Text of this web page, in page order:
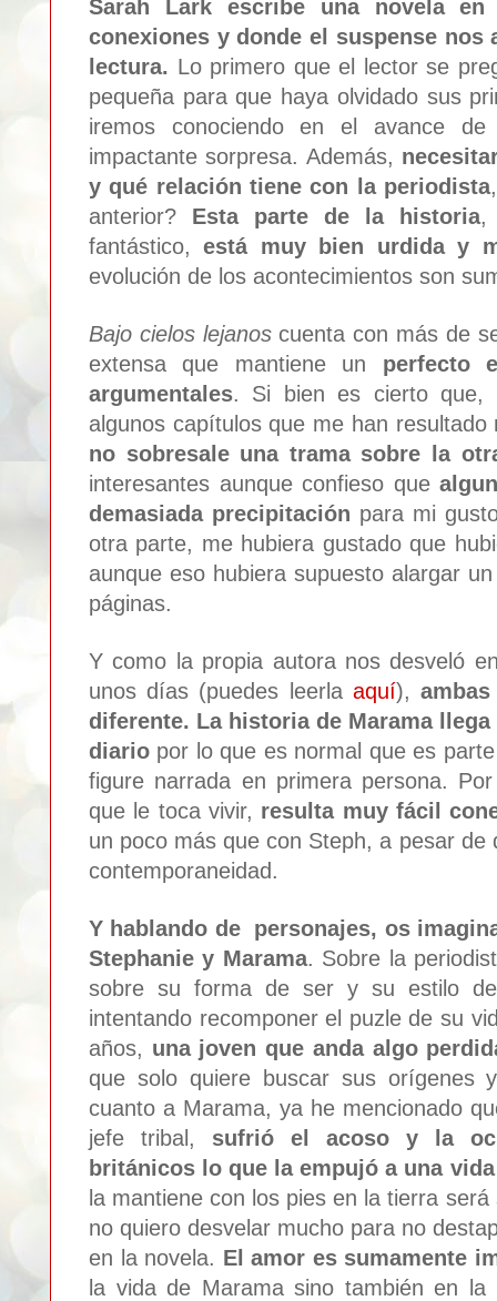
Sarah Lark escribe una novela
conexiones y donde el suspense nos
lectura. Lo primero que el lector se
pequeña para que haya olvidado sus
iremos conociendo en el avance de
impactante sorpresa. Además,
y qué relación tiene con la periodista
anterior? Esta parte de la historia,
fantástico,está muy bien urdida y
evolución de los acontecimientos son
Bajo cielos lejanoscuenta con más de
extensa que mantiene un perfecto
argumentales. Si bien es cierto que,
algunos capítulos que me han resultado
no sobresale una trama sobre la
interesantes aunque confieso quealg
demasiada precipitación para mi
otra parte, me hubiera gustado que
aunque eso hubiera supuesto alargar
páginas.
Y como la propia autora nos desveló
unos días (puedes leerla aquí),a
diferente. La historia de Marama llega
diario por lo que es normal que es
figure narrada en primera persona.
que le toca vivir, resulta muy fácil
un poco más que con Steph, a pesar de
contemporaneidad.
Y hablando de personajes, os
Stephanie y Marama. Sobre la per
sobre su forma de ser y su estilo
intentando recomponerel puzle de su
años, una joven que andaalgo
que solo quiere buscar sus orígenes
cuanto a Marama, ya he mencionado
jefe tribal, sufrió el acoso y la
británicos lo que la empujó a una
la mantiene con los pies en la tierra será
no quiero desvelar mucho para no
en la novela. El amor es sumamente
la vida de Marama sino también en la